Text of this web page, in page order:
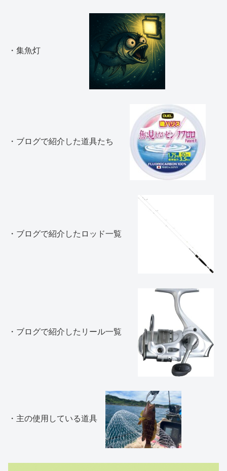
・集魚灯
・ブログで紹介した道具たち
・ブログで紹介したロッド一覧
・ブログで紹介したリール一覧
・主の使用している道具